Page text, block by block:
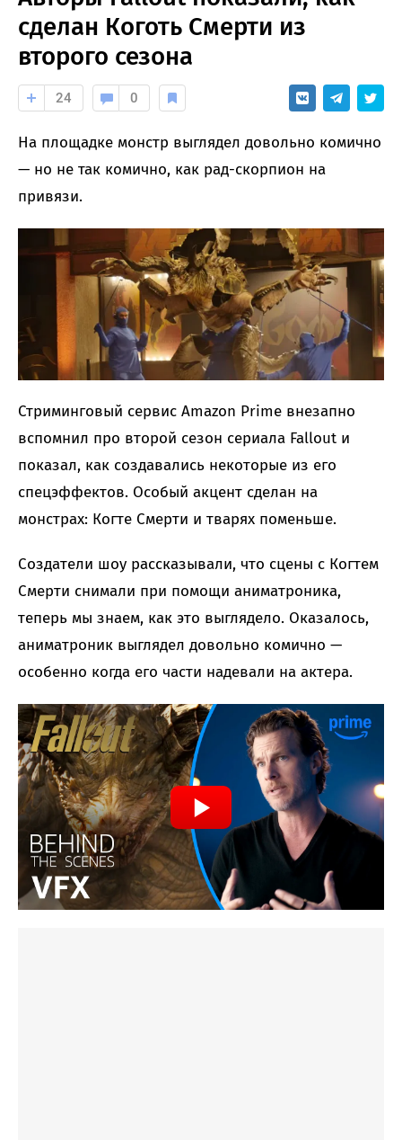
сделан Коготь Смерти из
второго сезона
24 0
На площадке монстр выглядел довольно комично
— но не так комично, как рад-скорпион на
привязи.
Стриминговый сервис Amazon Prime внезапно
вспомнил про второй сезон сериала Fallout и
показал, как создавались некоторые из его
спецэффектов. Особый акцент сделан на
монстрах: Когте Смерти и тварях поменьше.
Создатели шоу рассказывали, что сцены с Когтем
Смерти снимали при помощи аниматроника,
теперь мы знаем, как это выглядело. Оказалось,
аниматроник выглядел довольно комично —
особенно когда его части надевали на актера.